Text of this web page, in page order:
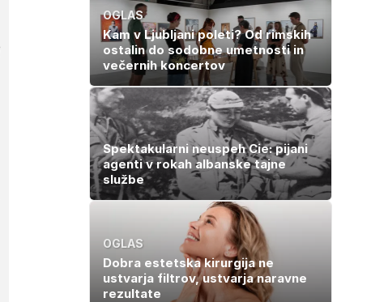
OGLAS
Kam v Ljubljani poleti? Od rimskih
ostalin do sodobne umetnosti in
večernih koncertov
Spektakularni neuspeh Cie: pijani
agenti v rokah albanske tajne
službe
OGLAS
Dobra estetska kirurgija ne
ustvarja filtrov, ustvarja naravne
rezultate